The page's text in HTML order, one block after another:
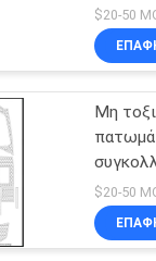
πιό
$20-50
Μη
για τη
$20-50